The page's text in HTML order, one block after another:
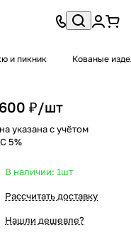
и пикник Кованые
₽/шт
указана с учётом
5%
В наличии: 1шт
Рассчитать доставку
Нашли дешевле?